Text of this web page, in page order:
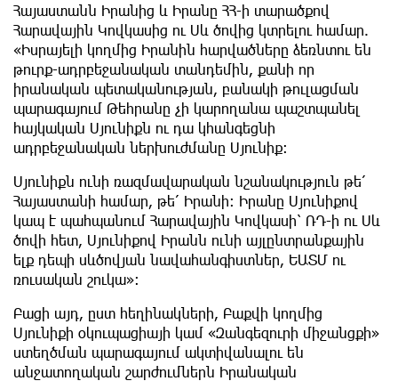
Հայաստանն Իրանից և Իրանը ՀՀ-ի տարածքով
Հարավային Կովկասից ու Սև ծովից կտրելու համար.
«Իսրայելի կողմից Իրանին հարվածները ձեռնտու են
թուրք-ադրբեջանական տանդեմին, քանի որ
իրանական պետականության, բանակի թուլացման
պարագայում Թեհրանը չի կարողանա պաշտպանել
հայկական Սյունիքն ու դա կհանգեցնի
ադրբեջանական ներխուժմանը Սյունիք։
Սյունիքն ունի ռազմավարական նշանակություն թե՛
Հայաստանի համար, թե՛ Իրանի։ Իրանը Սյունիքով
կապ է պահպանում Հարավային Կովկասի՝ ՌԴ-ի ու Սև
ծովի հետ, Սյունիքով Իրանն ունի այլընտրանքային
ելք դեպի սևծովյան նավահանգիստներ, ԵԱՏՄ ու
ռուսական շուկա»։
Բացի այդ, ըստ հեղինակների, Բաքվի կողմից
Սյունիքի օկուպացիայի կամ «Զանգեզուրի միջանցքի»
ստեղծման պարագայում ակտիվանալու են
անջատողական շարժումներն Իրանական